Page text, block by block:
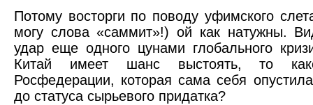
Потому восторги по поводу уфимского
могу слова «саммит»!) ой как натужны.
удар еще одного цунами глобального
Китай имеет шанс выстоять, то
Росфедерации, которая сама себя
до статуса сырьевого придатка?